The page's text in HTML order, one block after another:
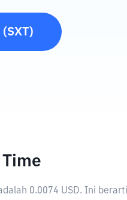
(SXT)
0.0074 USD. Ini